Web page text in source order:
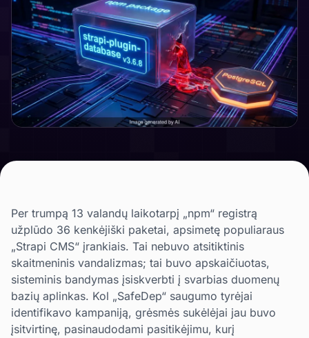
Per trumpą 13 valandų laikotarpį „npm“ registrą
užplūdo 36 kenkėjiški paketai, apsimetę populiaraus
„Strapi CMS“ įrankiais. Tai nebuvo atsitiktinis
skaitmeninis vandalizmas; tai buvo apskaičiuotas,
sisteminis bandymas įsiskverbti į svarbias duomenų
bazių aplinkas. Kol „SafeDep“ saugumo tyrėjai
identifikavo kampaniją, grėsmės sukėlėjai jau buvo
įsitvirtinę, pasinaudodami pasitikėjimu, kurį